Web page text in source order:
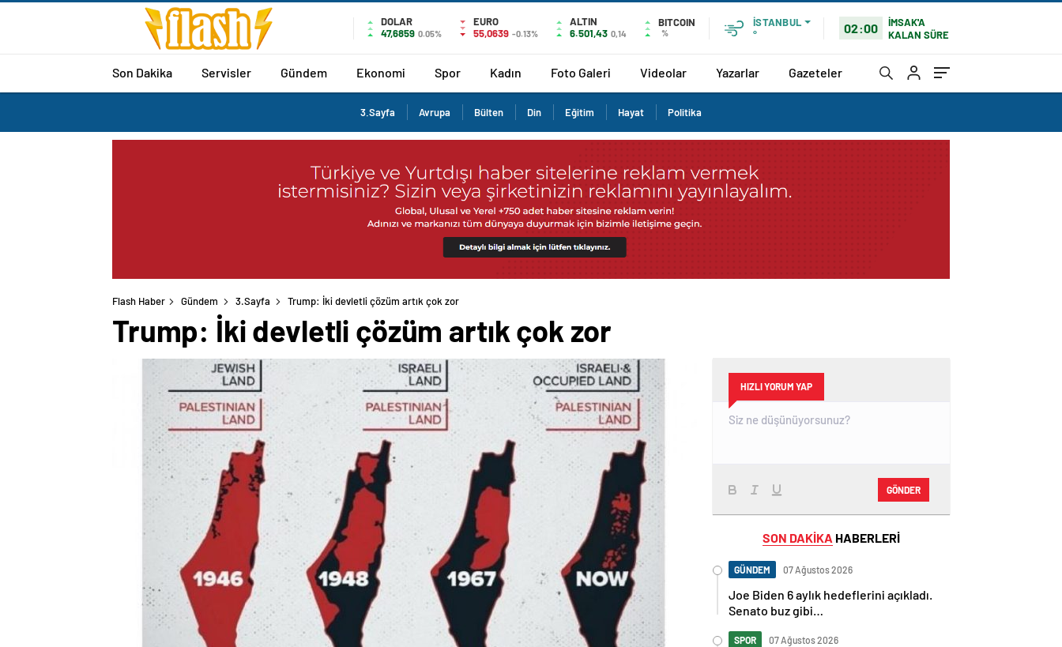
DOLAR
47,6859 0.05%
EURO
55,0639 -0.13%
ALTIN
6.501,43 0,14
BITCOIN
%
İSTANBUL
°
02:00
İMSAK'A
KALAN SÜRE
Son Dakika Servisler Gündem Ekonomi Spor Kadın Foto Galeri Videolar Yazarlar Gazeteler
3.Sayfa Avrupa Bülten Din Eğitim Hayat Politika
Flash Haber Gündem 3.Sayfa Trump: İki devletli çözüm artık çok zor
Trump: İki devletli çözüm artık çok zor
HIZLI YORUM YAP
GÖNDER
SON DAKİKA HABERLERİ
GÜNDEM 07 Ağustos 2026
Joe Biden 6 aylık hedeflerini açıkladı.
Senato buz gibi…
SPOR 07 Ağustos 2026